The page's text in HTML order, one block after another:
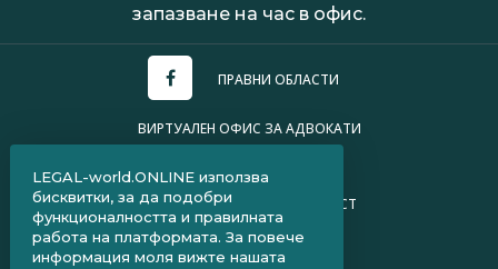
запазване на час в офис.
ПРАВНИ ОБЛАСТИ
ВИРТУАЛЕН ОФИС ЗА АДВОКАТИ
ПОЛИТИКА ЗА ПОВЕРИТЕЛНОСТ
ЧЗВ ЗА КЛИЕНТИ
LEGAL-world.ONLINE използва
бисквитки, за да подобри
функционалността и правилната
работа на платформата. За повече
информация моля вижте нашата